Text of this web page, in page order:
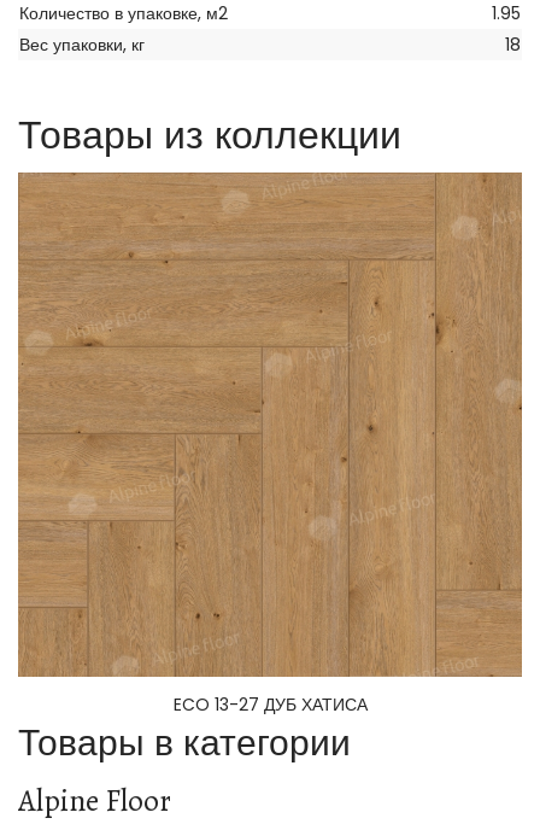
Количество в упаковке, м2
1.95
Вес упаковки, кг
18
Товары из коллекции
ECO 13-27 ДУБ ХАТИСА
Товары в категории
Alpine Floor